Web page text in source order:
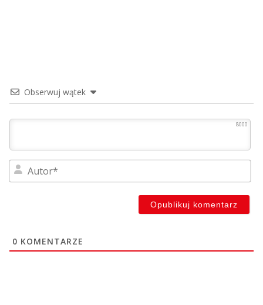
Obserwuj wątek
8000
0 KOMENTARZE